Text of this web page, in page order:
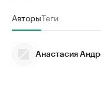
АвторыТеги
Анастасия